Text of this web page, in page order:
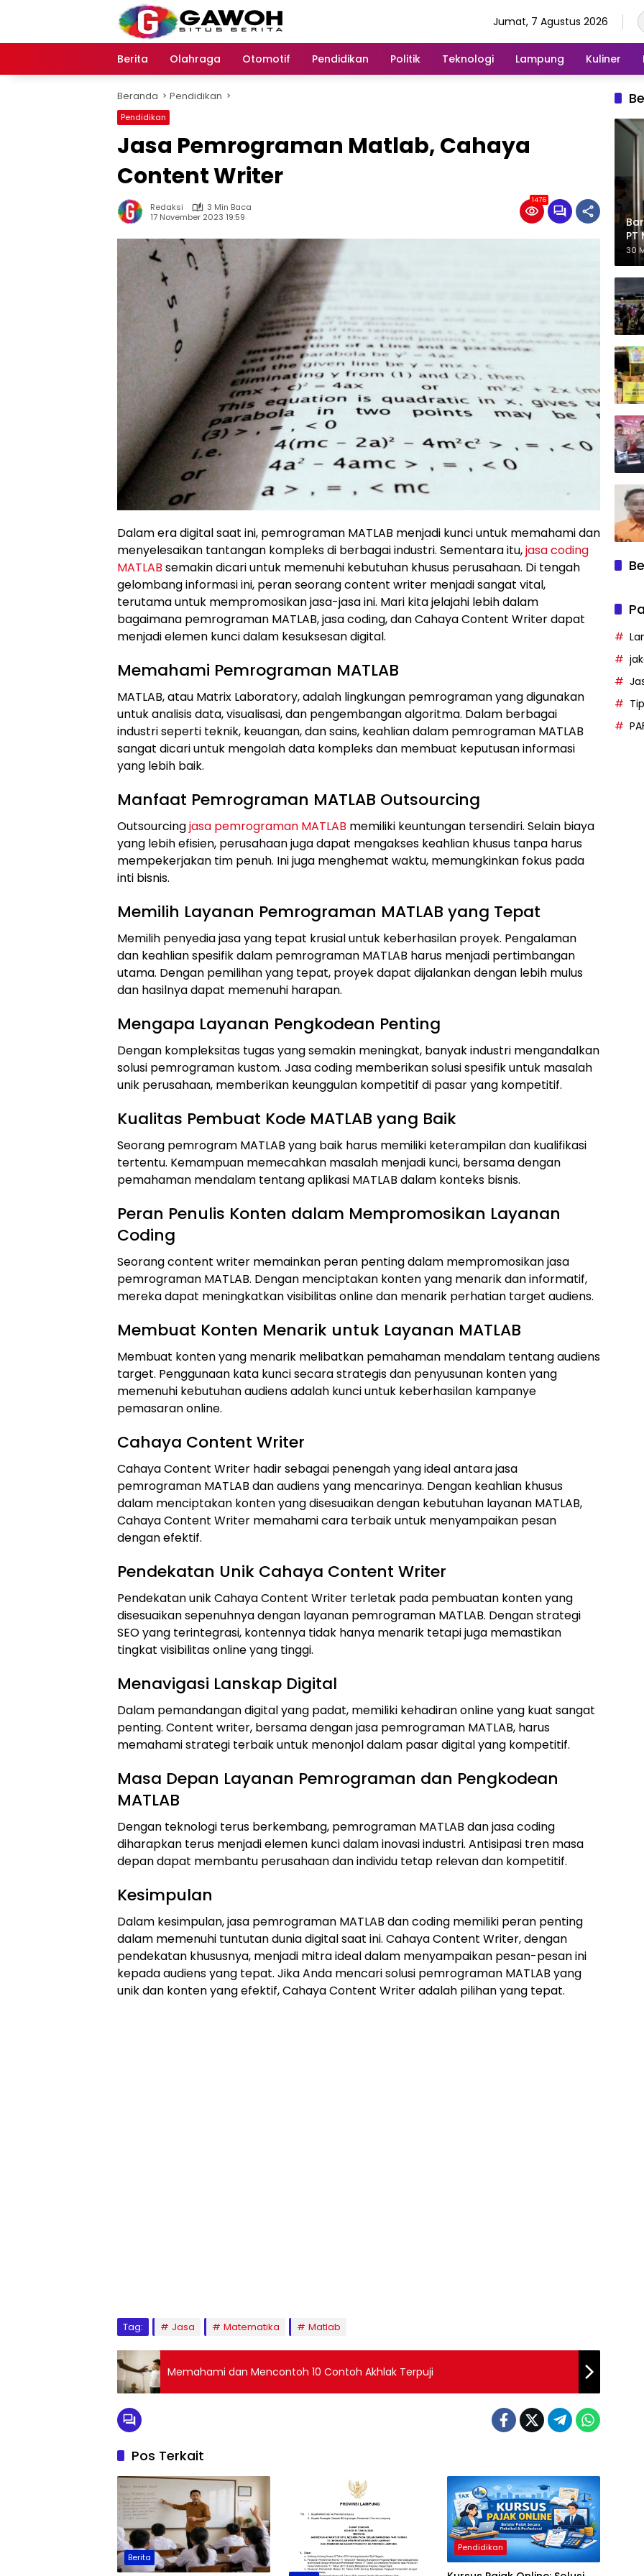
Jumat, 7 Agustus 2026
Berita Olahraga Otomotif Pendidikan Politik Teknologi Lampung Kuliner
Beranda Pendidikan
Pendidikan
Jasa Pemrograman Matlab, Cahaya
Content Writer
Redaksi
3 Min Baca
17 November 2023 19:59
1476
Dalam era digital saat ini, pemrograman MATLAB menjadi kunci untuk memahami dan
menyelesaikan tantangan kompleks di berbagai industri. Sementara itu,jasa coding
MATLAB semakin dicari untuk memenuhi kebutuhan khusus perusahaan. Di tengah
gelombang informasi ini, peran seorang content writer menjadi sangat vital,
terutama untuk mempromosikan jasa-jasa ini. Mari kita jelajahi lebih dalam
bagaimana pemrograman MATLAB, jasa coding, dan Cahaya Content Writer dapat
menjadi elemen kunci dalam kesuksesan digital.
Memahami Pemrograman MATLAB
MATLAB, atau Matrix Laboratory, adalah lingkungan pemrograman yang digunakan
untuk analisis data, visualisasi, dan pengembangan algoritma. Dalam berbagai
industri seperti teknik, keuangan, dan sains, keahlian dalam pemrograman MATLAB
sangat dicari untuk mengolah data kompleks dan membuat keputusan informasi
yang lebih baik.
Manfaat Pemrograman MATLAB Outsourcing
Outsourcingjasa pemrograman MATLAB memiliki keuntungan tersendiri. Selain biaya
yang lebih efisien, perusahaan juga dapat mengakses keahlian khusus tanpa harus
mempekerjakan tim penuh. Ini juga menghemat waktu, memungkinkan fokus pada
inti bisnis.
Memilih Layanan Pemrograman MATLAB yang Tepat
Memilih penyedia jasa yang tepat krusial untuk keberhasilan proyek. Pengalaman
dan keahlian spesifik dalam pemrograman MATLAB harus menjadi pertimbangan
utama. Dengan pemilihan yang tepat, proyek dapat dijalankan dengan lebih mulus
dan hasilnya dapat memenuhi harapan.
Mengapa Layanan Pengkodean Penting
Dengan kompleksitas tugas yang semakin meningkat, banyak industri mengandalkan
solusi pemrograman kustom. Jasa coding memberikan solusi spesifik untuk masalah
unik perusahaan, memberikan keunggulan kompetitif di pasar yang kompetitif.
Kualitas Pembuat Kode MATLAB yang Baik
Seorang pemrogram MATLAB yang baik harus memiliki keterampilan dan kualifikasi
tertentu. Kemampuan memecahkan masalah menjadi kunci, bersama dengan
pemahaman mendalam tentang aplikasi MATLAB dalam konteks bisnis.
Peran Penulis Konten dalam Mempromosikan Layanan
Coding
Seorang content writer memainkan peran penting dalam mempromosikan jasa
pemrograman MATLAB. Dengan menciptakan konten yang menarik dan informatif,
mereka dapat meningkatkan visibilitas online dan menarik perhatian target audiens.
Membuat Konten Menarik untuk Layanan MATLAB
Membuat konten yang menarik melibatkan pemahaman mendalam tentang audiens
target. Penggunaan kata kunci secara strategis dan penyusunan konten yang
memenuhi kebutuhan audiens adalah kunci untuk keberhasilan kampanye
pemasaran online.
Cahaya Content Writer
Cahaya Content Writer hadir sebagai penengah yang ideal antara jasa
pemrograman MATLAB dan audiens yang mencarinya. Dengan keahlian khusus
dalam menciptakan konten yang disesuaikan dengan kebutuhan layanan MATLAB,
Cahaya Content Writer memahami cara terbaik untuk menyampaikan pesan
dengan efektif.
Pendekatan Unik Cahaya Content Writer
Pendekatan unik Cahaya Content Writer terletak pada pembuatan konten yang
disesuaikan sepenuhnya dengan layanan pemrograman MATLAB. Dengan strategi
SEO yang terintegrasi, kontennya tidak hanya menarik tetapi juga memastikan
tingkat visibilitas online yang tinggi.
Menavigasi Lanskap Digital
Dalam pemandangan digital yang padat, memiliki kehadiran online yang kuat sangat
penting. Content writer, bersama dengan jasa pemrograman MATLAB, harus
memahami strategi terbaik untuk menonjol dalam pasar digital yang kompetitif.
Masa Depan Layanan Pemrograman dan Pengkodean
MATLAB
Dengan teknologi terus berkembang, pemrograman MATLAB dan jasa coding
diharapkan terus menjadi elemen kunci dalam inovasi industri. Antisipasi tren masa
depan dapat membantu perusahaan dan individu tetap relevan dan kompetitif.
Kesimpulan
Dalam kesimpulan, jasa pemrograman MATLAB dan coding memiliki peran penting
dalam memenuhi tuntutan dunia digital saat ini. Cahaya Content Writer, dengan
pendekatan khususnya, menjadi mitra ideal dalam menyampaikan pesan-pesan ini
kepada audiens yang tepat. Jika Anda mencari solusi pemrograman MATLAB yang
unik dan konten yang efektif, Cahaya Content Writer adalah pilihan yang tepat.
Tag: Jasa Matematika Matlab
Memahami dan Mencontoh 10 Contoh Akhlak Terpuji
Pos Terkait
Berita
Pendidikan
PT
30